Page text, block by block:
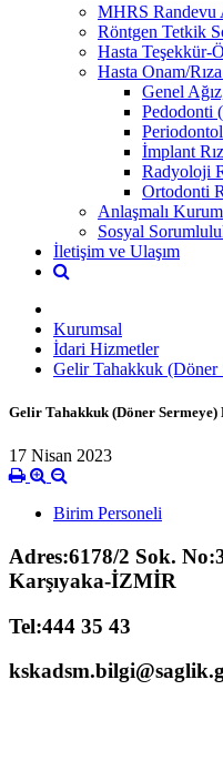
MHRS Randevu
Röntgen Tetkik
Hasta Teşekkür-
Hasta Onam/
Genel
Pedodonti
İmplant
Radyoloji
Ortodonti
Anlaşmalı
Sosyal
İletişim ve Ulaşım
Kurumsal
İdari Hizmetler
Gelir Tahakkuk (Döner
Gelir Tahakkuk (Döner
17 Nisan 2023
Birim Personeli
Adres:6178/2 Sok.
Karşıyaka-İZMİR
Tel:444 35 43